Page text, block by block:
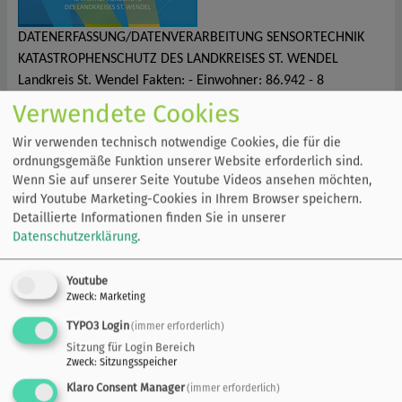
DATENERFASSUNG/DATENVERARBEITUNG SENSORTECHNIK
KATASTROPHENSCHUTZ DES LANDKREISES ST. WENDEL
Landkreis St. Wendel Fakten: - Einwohner: 86.942 - 8
Kommunen - Fläche: 476,07 km² - Waldfläche: 155 km…
95. UAN
Hitze Hochwasser Klimawandel Nachhaltigkeit Starkregen
Kommunale Klimafolgenanpassung Starkregen Unser Dorf hat
Zukunft Der Verein Mitglied werden KommN…
Stiftungssatzung
frank@uan.de Stiftungssatzung Satzung der Stiftung "IntEF-
UAN"-International Environmental Foundation of the
Kommunale Umwelt-AktioN UAN …
97. Themen
Starkregen Massive Überflutungen und Sturzfluten können
Verwendete Cookies
Wir verwenden technisch notwendige Cookies, die für die
ordnungsgemäße Funktion unserer Website erforderlich sind.
Wenn Sie auf unserer Seite Youtube Videos ansehen möchten,
wird Youtube Marketing-Cookies in Ihrem Browser speichern.
Detaillierte Informationen finden Sie in unserer
Datenschutzerklärung.
Youtube
Zweck: Marketing
TYPO3 Login(immer erforderlich)
Sitzung für Login Bereich
Zweck: Sitzungsspeicher
Klaro Consent Manager(immer erforderlich)